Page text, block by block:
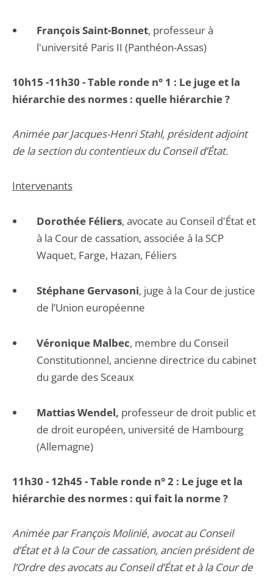
François Saint-Bonnet, professeur à
l'université Paris II (Panthéon-Assas)
10h15 -11h30 - Table ronde n° 1 : Le juge et la
hiérarchie des normes : quelle hiérarchie ?
Animée par Jacques-Henri Stahl, président adjoint
de la section du contentieux du Conseil d’État.
Intervenants
Dorothée Féliers, avocate au Conseil d'État et
à la Cour de cassation, associée à la SCP
Waquet, Farge, Hazan, Féliers
Stéphane Gervasoni, juge à la Cour de justice
de l’Union européenne
Véronique Malbec, membre du Conseil
Constitutionnel, ancienne directrice du cabinet
du garde des Sceaux
Mattias Wendel, professeur de droit public et
de droit européen, université de Hambourg
(Allemagne)
11h30 - 12h45 - Table ronde n° 2 : Le juge et la
hiérarchie des normes : qui fait la norme ?
Animée par François Molinié, avocat au Conseil
d’État et à la Cour de cassation, ancien président de
l’Ordre des avocats au Conseil d’État et à la Cour de